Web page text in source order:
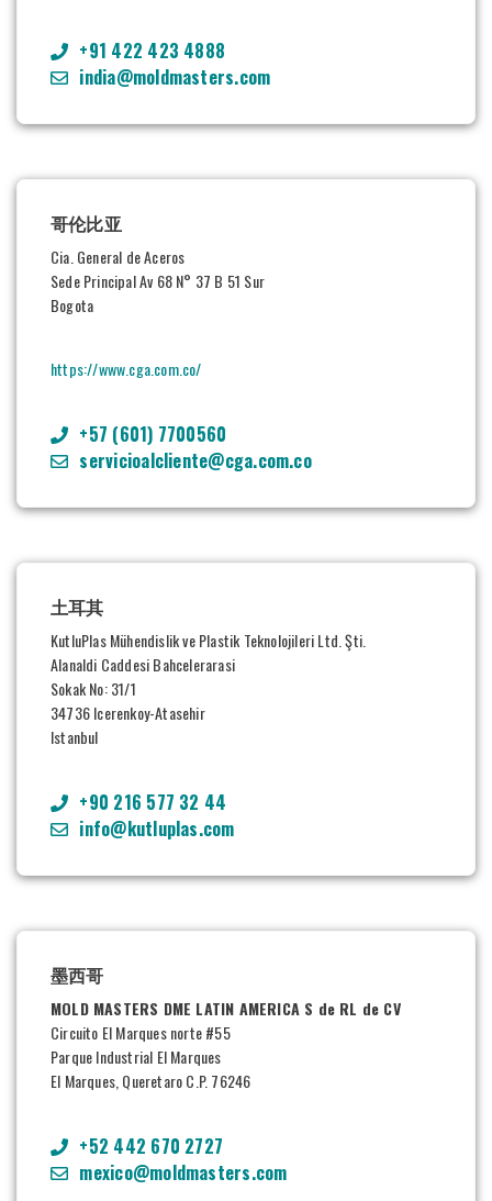
+91 422 423 4888
india@moldmasters.com
哥伦比亚
Cia. General de Aceros
Sede Principal Av 68 N° 37 B 51 Sur
Bogota
https://www.cga.com.co/
+57 (601) 7700560
servicioalcliente@cga.com.co
土耳其
KutluPlasMühendislikvePlastik TeknolojileriLtd.Şti
Alanaldi CaddesiBahcelerarasi
Sokak No: 31/1
34736Icerenkoy-Atasehir
Istanbul
+90 216 577 32 44
info@kutluplas.com
墨西哥
MOLD MASTERS DME LATIN AMERICA S de RL de CV
Circuito El Marques norte #55
Parque Industrial El Marques
El Marques, Queretaro C.P. 76246
+52 442 670 2727
mexico@moldmasters.com